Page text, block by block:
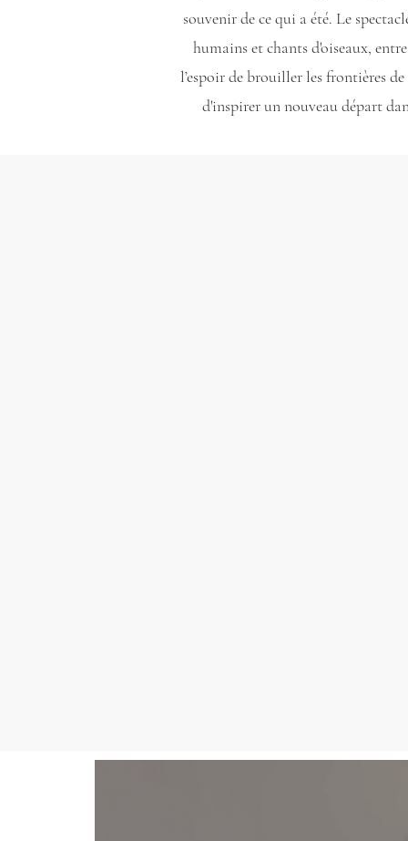
souvenir de ce qui a été. Le
humains et chants d'oiseaux,
l’espoir de brouiller les frontières
d'inspirer un nouveau départ